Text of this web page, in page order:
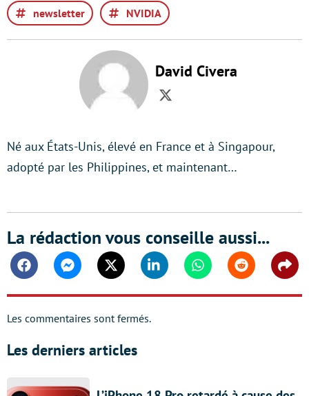
newsletter NVIDIA
David Civera
Twitter
Né aux États-Unis, élevé en France et à Singapour,
adopté par les Philippines, et maintenant…
La rédaction vous conseille aussi...
FacebookMessengerTwitter Linkedin WhatsappReddit
Les commentaires sont fermés.
Les derniers articles